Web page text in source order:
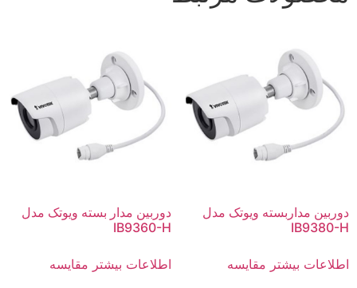
دوربین مداربسته ویوتک مدل
IB9380-H
اطلاعات بیشتر مقایسه
دوربین مدار بسته ویوتک مدل
IB9360-H
اطلاعات بیشتر مقایسه